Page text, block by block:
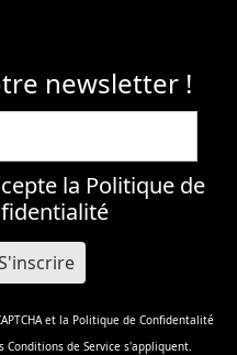
newsletter !
la Politique de
et la Politique de Confidentalité
Conditions de Service s'appliquent.